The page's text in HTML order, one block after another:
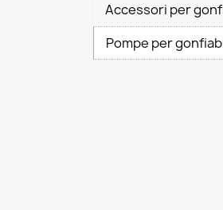
Accessori per
Pompe per